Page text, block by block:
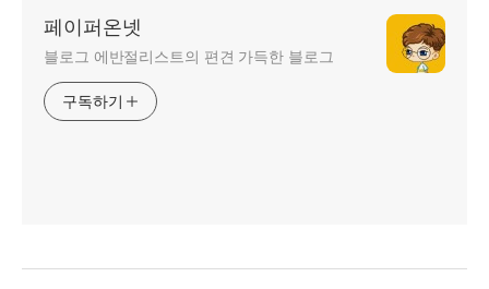
페이퍼온넷
블로그 에반절리스트의 편견 가득한 블로그
구독하기